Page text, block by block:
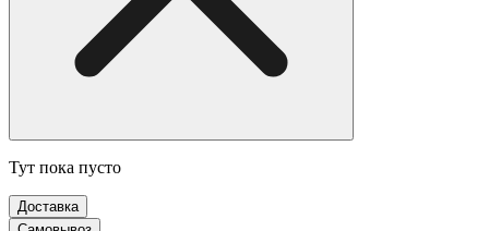
Тут пока пусто
Доставка